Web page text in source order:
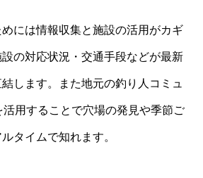
には情報収集と施設の活用がカギ
の対応状況・交通手段などが最新
します。また地元の釣り人コミュ
用することで穴場の発見や季節ご
タイムで知れます。